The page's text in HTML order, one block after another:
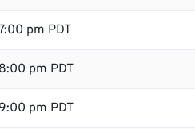
pm PDT
pm PDT
pm PDT